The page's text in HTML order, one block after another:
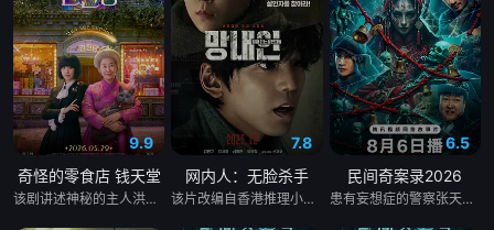
在极度匮乏的资源之下，剧组在租金便宜但疑似闹鬼的场景里，让来
自三教九流的非专业演员，顶着大体化妆师打理的妆发，开始一场直
播表演。他们看似依照导演的指示演出，却又不自觉地将本色性格带
入其中，胡乱加戏又不按牌理出牌。一出闹剧在观众眼前展开，但这
脱序又荒谬得惹人发笑的演出，竟也吸引了一波欣赏群众…… &nbsp;
&nbsp; &nbsp; &nbsp; &nbsp; &nbsp; &nbsp; &nbsp; &nbsp;
&nbsp; &nbsp; &nbsp; &nbsp; &nbsp; &nbsp; &nbsp; &nbsp;
9.9
奇怪的零食店 钱天堂
该剧讲述神秘的主人洪子卖能够实现人们愿望的神秘零食，以及人们来到那里展开一段魔法般的故事。
7.8
网内人：无脸杀手
该片改编自香港推理小说家陈浩基的知名小说《网内人》，讲述了私家侦探与委托人联手追查网络杀手的故事。
6.5
民间奇案录2026
患有妄想症的警察张天盛遇上一起离奇的神像杀人事件，勘案过程中，牵引出“婴胎报仇”，“娘娘索命”等一连串妖异事件，张天盛虽被种种诡怪幻象阻碍，却坚信这是藏在迷信后的人为诡计，勇于向封建传统宣战，敢于破除流传已久的迷信糟粕，最终，在战胜妄想症的同时，成功还原真相，伸张正义。